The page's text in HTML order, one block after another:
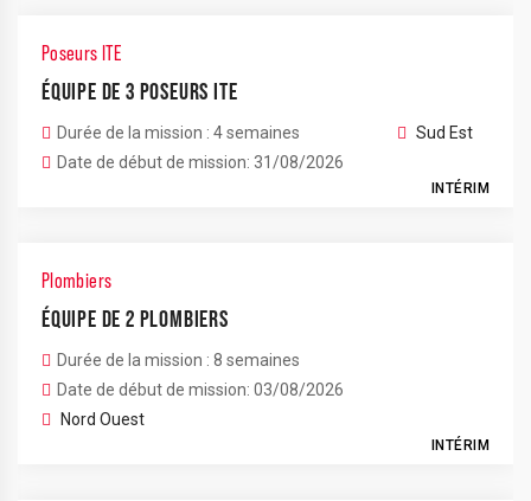
Poseurs ITE
ÉQUIPE DE 3 POSEURS ITE
Durée de la mission : 4 semaines
Date de début de mission: 31/08/2026
Sud Est
INTÉRIM
Plombiers
ÉQUIPE DE 2 PLOMBIERS
Durée de la mission : 8 semaines
Date de début de mission: 03/08/2026
Nord Ouest
INTÉRIM